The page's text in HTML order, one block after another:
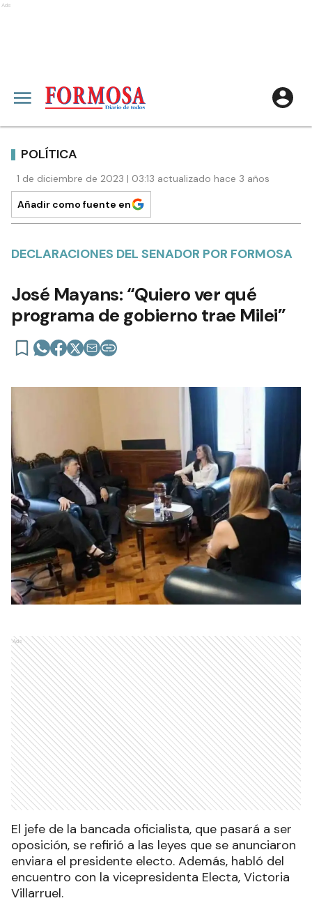
Ads
POLÍTICA
1 de diciembre de 2023 | 03:13 actualizado hace 3 años
Añadir como fuente en
DECLARACIONES DEL SENADOR POR FORMOSA
José Mayans: “Quiero ver qué
programa de gobierno trae Milei”
Ads
El jefe de la bancada oficialista, que pasará a ser
oposición, se refirió a las leyes que se anunciaron
enviara el presidente electo. Además, habló del
encuentro con la vicepresidenta Electa, Victoria
Villarruel.